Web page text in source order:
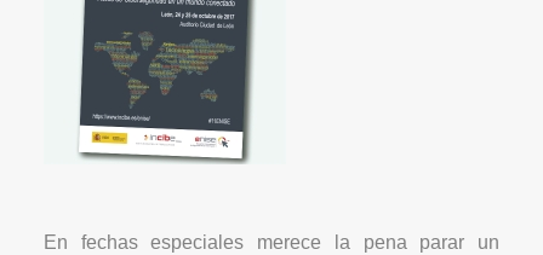
En fechas especiales merece la pena parar un